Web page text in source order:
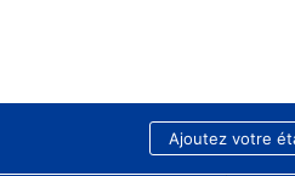
Ajoutez votre